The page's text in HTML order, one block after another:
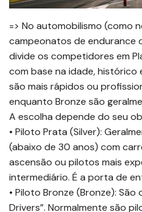
=> No automobilismo (como
campeonatos de endurance
divide os competidores em
com base na idade, histórico
são mais rápidos ou
enquanto Bronze são
A escolha depende do seu
• Piloto Prata (Silver):
(abaixo de 30 anos) com
ascensão ou pilotos mais
intermediário. É a porta de
• Piloto Bronze (Bronze):
Drivers”. Normalmente são